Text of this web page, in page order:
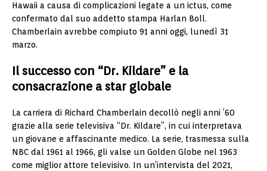
Hawaii a causa di complicazioni legate a un ictus, come
confermato dal suo addetto stampa Harlan Boll.
Chamberlain avrebbe compiuto 91 anni oggi, lunedì 31
marzo.
Il successo con “Dr. Kildare” e la
consacrazione a star globale
La carriera di Richard Chamberlain decollò negli anni ’60
grazie alla serie televisiva “Dr. Kildare”, in cui interpretava
un giovane e affascinante medico. La serie, trasmessa sulla
NBC dal 1961 al 1966, gli valse un Golden Globe nel 1963
come miglior attore televisivo. In un’intervista del 2021,